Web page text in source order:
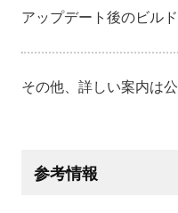
アップデート後のビル
その他、詳しい案内は
参考情報